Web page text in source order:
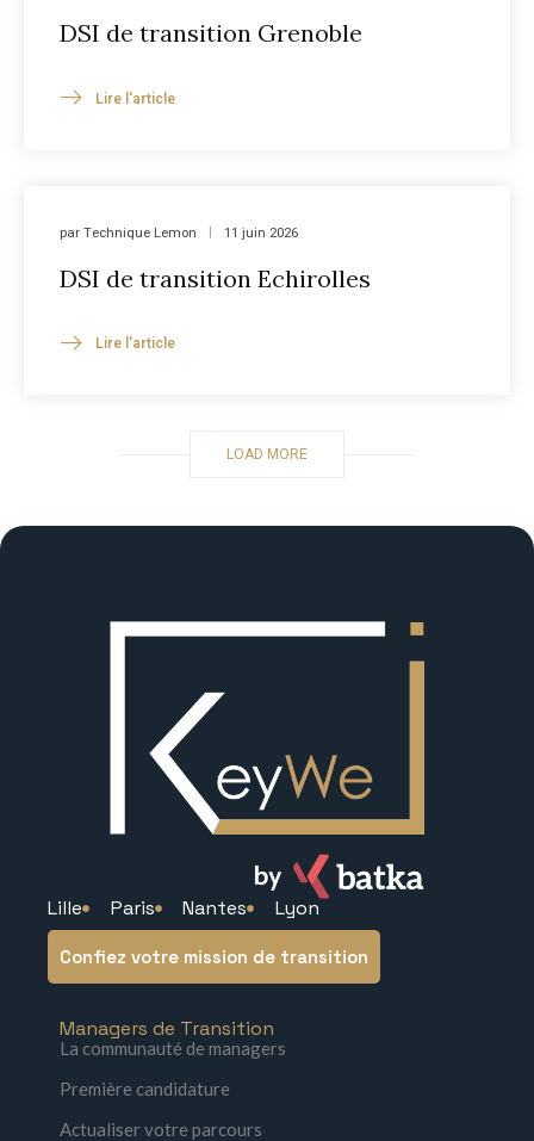
DSI de transition Grenoble
Lire l'article
parTechnique Lemon 11 juin 2026
DSI de transition Echirolles
Lire l'article
LOAD MORE
Lille Paris Nantes Lyon
Confiez votre mission de transition
Managers de Transition
La communauté de managers
Première candidature
Actualiser votre parcours